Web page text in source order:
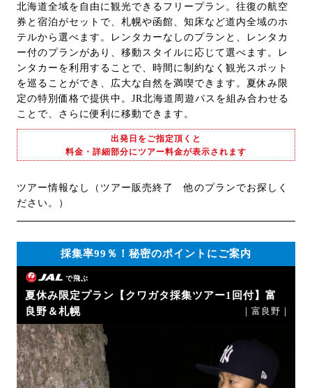
北海道全域を自由に観光できるフリープラン。往復の航空
券と宿泊がセットで、札幌や函館、知床など道内全域のホ
テルから選べます。レンタカーなしのプランと、レンタカ
ー付のプランがあり、移動スタイルに応じて選べます。レ
ンタカーを利用することで、時間に制約なく観光スポット
を巡ることができ、広大な自然を満喫できます。夏休み限
定の特別価格で提供中。JR北海道周遊パスを組み合わせる
ことで、さらに便利に移動できます。
出発日をご指定頂くと
料金・詳細部分にツアー料金が表示されます
ツアー情報なし（ツアー販売終了 他のプランでお探しく
ださい。）
採集率99％！秘密のポイントにご案内
で飛ぶ
夏休み限定プラン【クワガタ採集ツアー1回付】富
良野＆札幌
｜富良野｜